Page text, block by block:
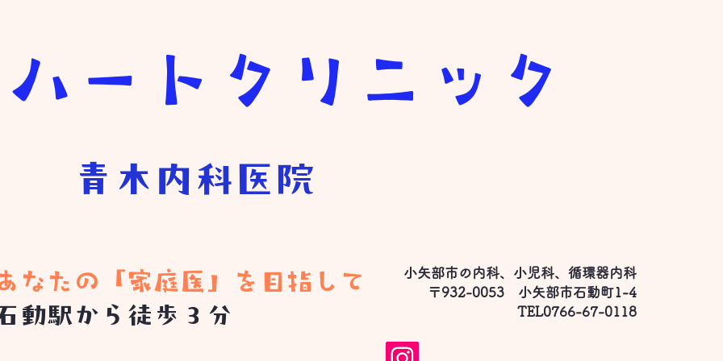
ートクリニック
青木内科医院
小矢部市の内科、小児科、循環器内科
〒932-0053 小矢部市石動町1-4
​TEL0766-67-0118
なたの「家庭医」を目指して
動駅から徒歩３分